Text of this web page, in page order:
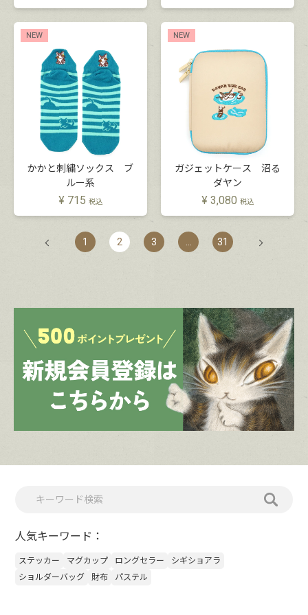
NEW
かかと刺繍ソックス ブ
ルー系
¥ 715 税込
NEW
ガジェットケース 沼る
ダヤン
¥ 3,080 税込
1 2 3 31
人気キーワード：
ステッカー マグカップ ロングセラー
シギショアラ
ショルダーバッグ
財布 パステル